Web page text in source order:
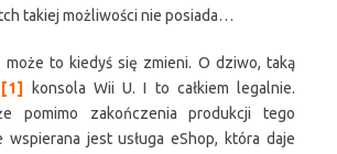
takiej możliwości nie posiada…
to kiedyś się zmieni. O dziwo, taką
[1]
konsola Wii U. I to całkiem legalnie.
pomimo zakończenia produkcji tego
jest usługa eShop, która daje